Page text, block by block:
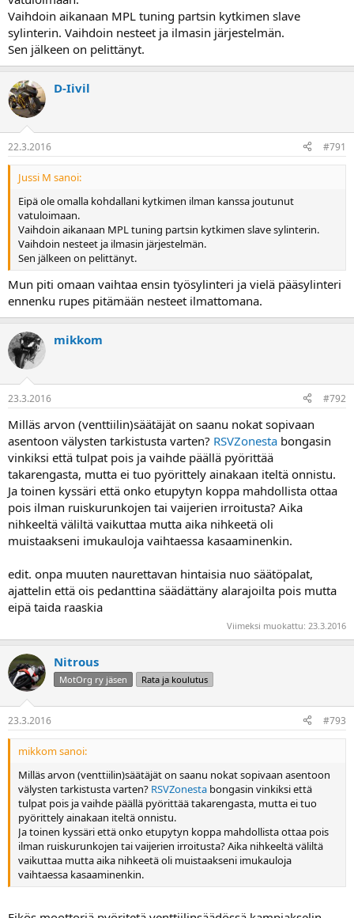
Vaihdoin aikanaan MPL tuning partsin kytkimen slave
sylinterin. Vaihdoin nesteet ja ilmasin järjestelmän.
Sen jälkeen on pelittänyt.
D-Iivil
22.3.2016 #791
Jussi M sanoi:
Eipä ole omalla kohdallani kytkimen ilman kanssa joutunut
vatuloimaan.
Vaihdoin aikanaan MPL tuning partsin kytkimen slave sylinterin.
Vaihdoin nesteet ja ilmasin järjestelmän.
Sen jälkeen on pelittänyt.
Mun piti omaan vaihtaa ensin työsylinteri ja vielä pääsylinteri
ennenku rupes pitämään nesteet ilmattomana.
mikkom
23.3.2016 #792
Milläs arvon (venttiilin)säätäjät on saanu nokat sopivaan
asentoon välysten tarkistusta varten? RSVZonesta bongasin
vinkiksi että tulpat pois ja vaihde päällä pyörittää
takarengasta, mutta ei tuo pyörittely ainakaan iteltä onnistu.
Ja toinen kyssäri että onko etupytyn koppa mahdollista ottaa
pois ilman ruiskurunkojen tai vaijerien irroitusta? Aika
nihkeeltä väliltä vaikuttaa mutta aika nihkeetä oli
muistaakseni imukauloja vaihtaessa kasaaminenkin.
edit. onpa muuten naurettavan hintaisia nuo säätöpalat,
ajattelin että ois pedanttina säädättäny alarajoilta pois mutta
eipä taida raaskia
Viimeksi muokattu: 23.3.2016
Nitrous
MotOrg ry jäsen Rata ja koulutus
23.3.2016 #793
mikkom sanoi:
Milläs arvon (venttiilin)säätäjät on saanu nokat sopivaan asentoon
välysten tarkistusta varten? RSVZonesta bongasin vinkiksi että
tulpat pois ja vaihde päällä pyörittää takarengasta, mutta ei tuo
pyörittely ainakaan iteltä onnistu.
Ja toinen kyssäri että onko etupytyn koppa mahdollista ottaa pois
ilman ruiskurunkojen tai vaijerien irroitusta? Aika nihkeeltä väliltä
vaikuttaa mutta aika nihkeetä oli muistaakseni imukauloja
vaihtaessa kasaaminenkin.